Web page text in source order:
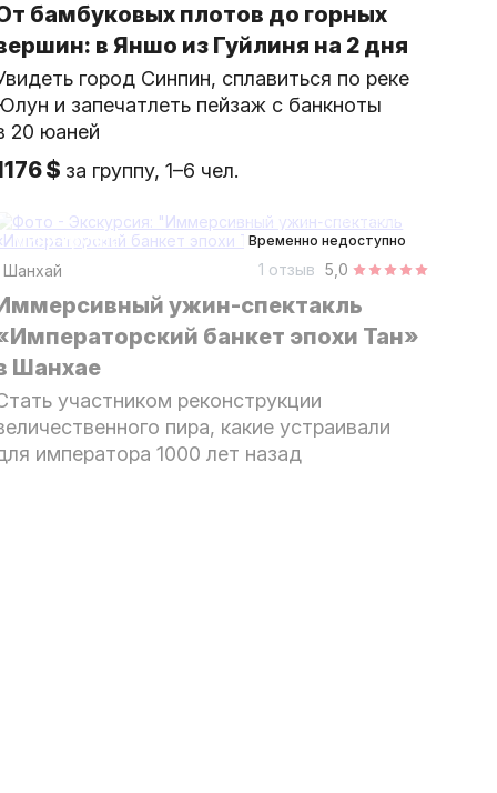
бамбуковых плотов до горных
в Яншо из Гуйлиня на 2 дня
город Синпин, сплавиться по реке
и запечатлеть пейзаж с банкноты
20 юаней
$ за группу, 1–6 чел.
Временно недоступно
3 часа
в помещении
Мини-группа
Шанхай
5,0
1 отзыв
ужин-спектакль
банкет эпохи Тан»
Шанхае
участником реконструкции
пира, какие устраивали
императора 1000 лет назад